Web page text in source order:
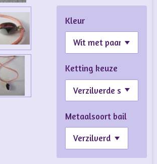
Kleur
Ketting keuze
Metaalsoort bail